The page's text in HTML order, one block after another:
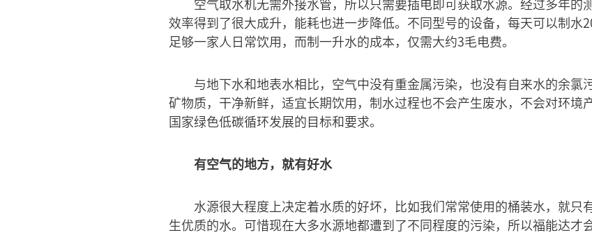
效率得到了很大成升，能耗也进一步降低。不同型号的设备，每天可以制水
足够一家人日常饮用，而制一升水的成本，仅需大约3毛电费。
与地下水和地表水相比，空气中没有重金属污染，也没有自来水的余氯
矿物质，干净新鲜，适宜长期饮用，制水过程也不会产生废水，不会对环境
国家绿色低碳循环发展的目标和要求。
有空气的地方，就有好水
水源很大程度上决定着水质的好坏，比如我们常常使用的桶装水，就只
生优质的水。可惜现在大多水源地都遭到了不同程度的污染，所以福能达才